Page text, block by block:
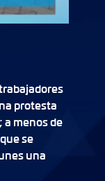
protesta
a menos de
se
una